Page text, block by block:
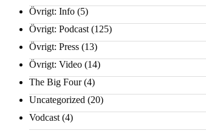
Övrigt: Info (5)
Övrigt: Podcast (125)
Övrigt: Press (13)
Övrigt: Video (14)
The Big Four(4)
Uncategorized (20)
Vodcast (4)